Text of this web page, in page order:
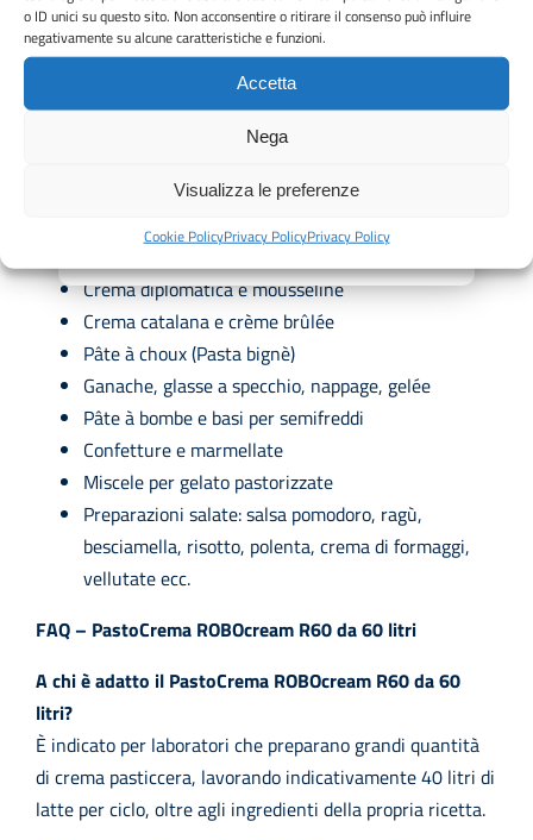
o ID unici su questo sito. Non acconsentire o ritirare il consenso può influire
negativamente su alcune caratteristiche e funzioni.
Accetta
Nega
Visualizza le preferenze
Cookie PolicyPrivacy PolicyPrivacy Policy
Mantenere costanza nella qualità evitando errori e
sprechi
Il modello ROBOcream R60 da 60 litri è ottimizzato per
Crema pasticcera classica e tutte le sue varianti di
Crema diplomatica e mousseline
Crema catalana e crème brûlée
Pâte à choux (Pasta bignè)
Ganache, glasse a specchio, nappage, gelée
Pâte à bombe e basi per semifreddi
Confetture e marmellate
Miscele per gelato pastorizzate
Preparazioni salate: salsa pomodoro, ragù,
besciamella, risotto, polenta, crema di formaggi,
vellutate ecc.
FAQ – PastoCrema ROBOcream R60 da 60 litri
A chi è adatto il PastoCrema ROBOcream R60 da 60
litri?
È indicato per laboratori che preparano grandi quantità
di crema pasticcera, lavorando indicativamente 40 litri di
latte per ciclo, oltre agli ingredienti della propria ricetta.